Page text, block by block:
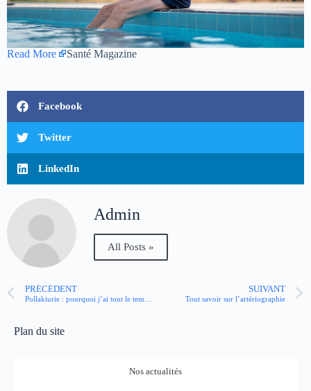
Read More Santé Magazine
Facebook
Twitter
LinkedIn
Admin
All Posts »
PRÉCÉDENT SUIVANT
Tout savoir sur l’artériographie
Plan du site
Nos actualités